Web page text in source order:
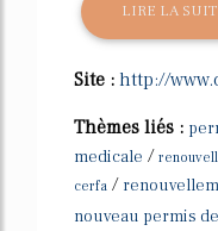
LIRE LA
Site : http://
Thèmes liés :
medicale /
cerfa /
nouveau permis